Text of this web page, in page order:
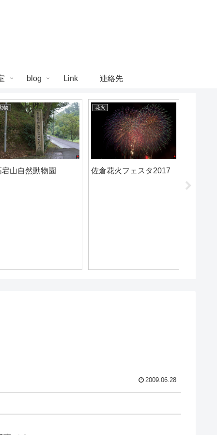
blog Link 連絡先
物
宕山自然動物園
花火
佐倉花火フェスタ2017
2009.06.28